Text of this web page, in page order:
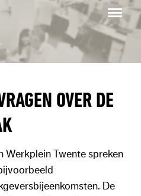
Menu
OVER DE
Werkplein Twente spreken
De